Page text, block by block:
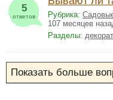
5
ответов Рубрика:
107 месяцев
Разделы: